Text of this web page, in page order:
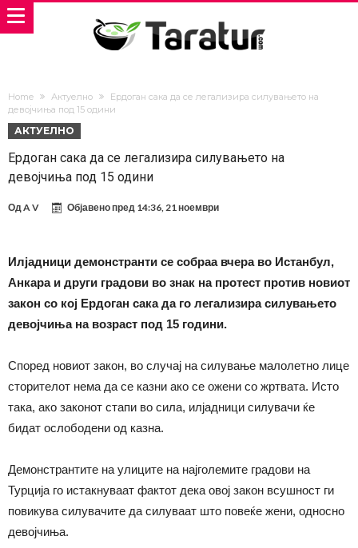
Home Актуелно
Ердоган сака да се легализира силувањето на
девојчиња под 15 одини
АКТУЕЛНО
Ердоган сака да се легализира силувањето на
девојчиња под 15 одини
ОдA V Објавено пред 14:36, 21 ноември
Илјадници демонстранти се собраа вчера во Истанбул,
Анкара и други градови во знак на протест против новиот
закон со кој Ердоган сака да го легализира силувањето
девојчиња на возраст под 15 години.
Според новиот закон, во случај на силување малолетно лице
сторителот нема да се казни ако се ожени со жртвата. Исто
така, ако законот стапи во сила, илјадници силувачи ќе
бидат ослободени од казна.
Демонстрантите на улиците на најголемите градови на
Турција го истакнуваат фактот дека овој закон всушност ги
повикува силувачите да силуваат што повеќе жени, односно
девојчиња.